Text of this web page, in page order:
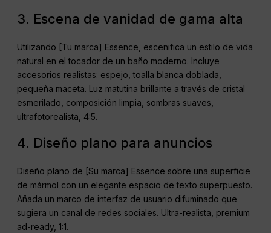
3. Escena de vanidad de gama alta
Utilizando [Tu marca] Essence, escenifica un estilo de vida
natural en el tocador de un baño moderno. Incluye
accesorios realistas: espejo, toalla blanca doblada,
pequeña maceta. Luz matutina brillante a través de cristal
esmerilado, composición limpia, sombras suaves,
ultrafotorealista, 4:5.
4. Diseño plano para anuncios
Diseño plano de [Su marca] Essence sobre una superficie
de mármol con un elegante espacio de texto superpuesto.
Añada un marco de interfaz de usuario difuminado que
sugiera un canal de redes sociales. Ultra-realista, premium
ad-ready, 1:1.